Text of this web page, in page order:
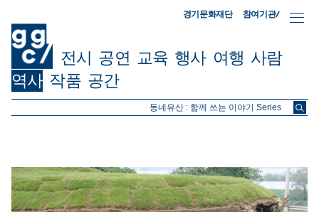
경기문화재단 참여기관/
전시 공연 교육 행사 여행 사람
역사 작품 공간
ggc/